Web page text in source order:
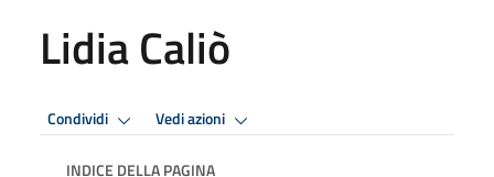
Lidia Caliò
Condividi Vedi azioni
INDICE DELLA PAGINA